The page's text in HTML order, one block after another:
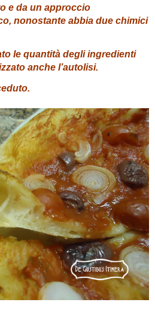
e da un approccio
nonostante abbia due chimici
le quantità degli ingredienti
anche l’autolisi.